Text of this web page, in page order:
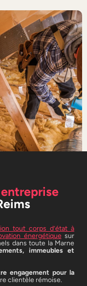
entreprise
tout corps d’état à
énergétiquesur
dans toute la Marne
immeubles et
engagement pour la
clientèle rémoise.